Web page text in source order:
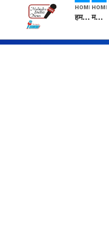
HOME
हम सनातनी..." सांसद kangana Ranaut से क्या बोली लड़की? Viral Jantar-Mantar | CJP protest
HOME
मनीषा हत्याकांड: हत्या, आत्महत्या या कोई बड़ा राज? | Full Story | Josh Haryana